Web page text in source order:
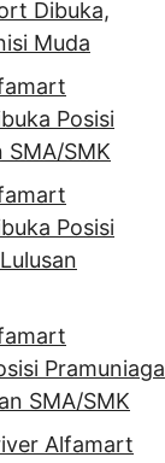
Dibuka,
Muda
Posisi
SMA/SMK
Posisi
Pramuniaga
SMA/SMK
Alfamart